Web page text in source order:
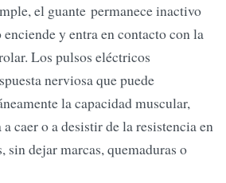
el guante permanece inactivo
y entra en contacto con la
Los pulsos eléctricos
nerviosa que puede
la capacidad muscular,
caer o a desistir de la resistencia en
sin dejar marcas, quemaduras o